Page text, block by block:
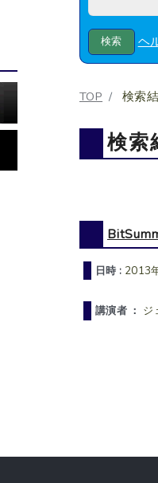
ヘ
TOP 検索
検索
日時 : 2013
講演者 ： ジ